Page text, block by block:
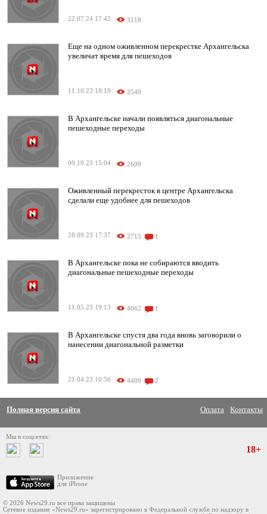
22.07.24 17:42 3118
Еще на одном оживленном перекрестке Архангельска
увеличат время для пешеходов
11.10.23 18:19 2549
В Архангельске начали появляться диагональные
пешеходные переходы
09.10.23 15:04 2609
Оживленный перекресток в центре Архангельска
сделали еще удобнее для пешеходов
28.09.23 17:37 2715 1
В Архангельске пока не собираются вводить
диагональные пешеходные переходы
11.05.23 19:13 4062 1
В Архангельске спустя два года вновь заговорили о
нанесении диагональной разметки
21.04.23 10:56 4409 2
Полная версия сайта Оплата Контакты
Мы в соцсетях:
Приложение
для iPhone
18+
© 2026 News29.ru все права защищены
Сетевое издание «News29.ru» зарегистрировано в Федеральной службе по надзору в